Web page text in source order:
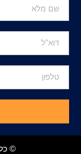
© כל